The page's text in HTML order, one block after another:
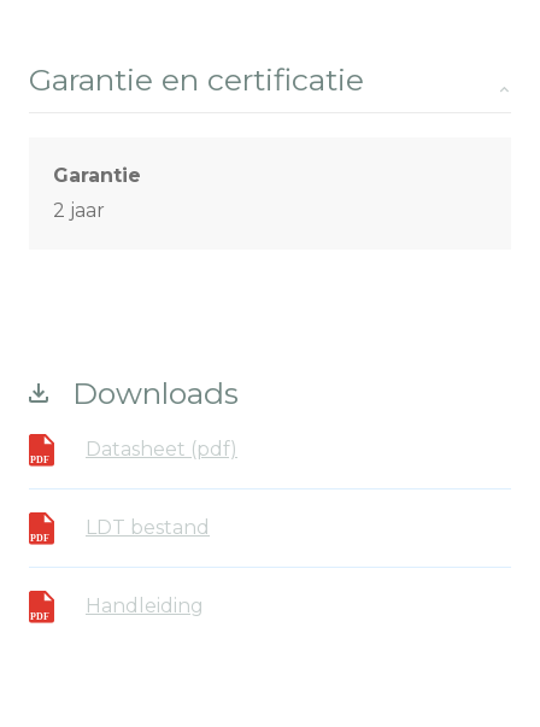
Garantie en certificatie
Garantie
2 jaar
Downloads
Datasheet (pdf)
LDT bestand
Handleiding